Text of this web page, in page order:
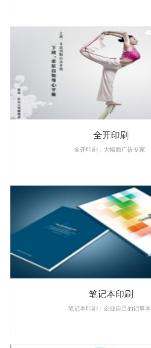
全开印刷
全开印刷：大幅面广告专家
笔记本印刷
笔记本印刷：企业自己的记事本